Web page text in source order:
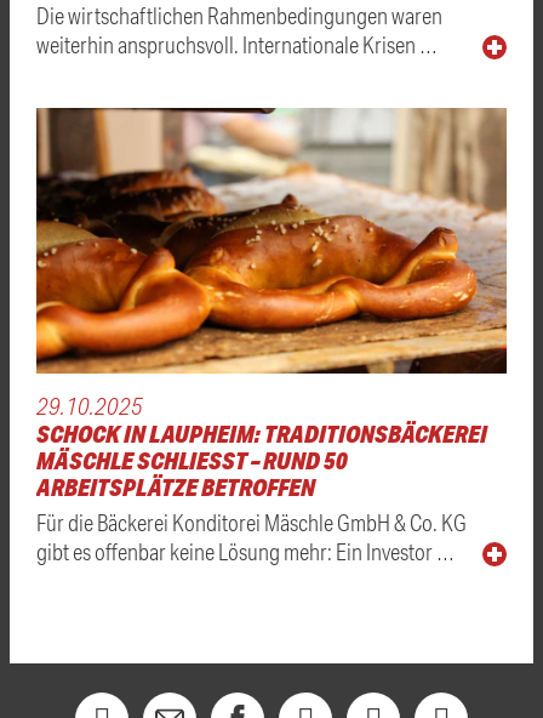
Die wirtschaftlichen Rahmenbedingungen waren
weiterhin anspruchsvoll. Internationale Krisen …
29.10.2025
SCHOCK IN LAUPHEIM: TRADITIONSBÄCKEREI
MÄSCHLE SCHLIESST – RUND 50 A
RBEITSPLÄTZE BETROFFEN
Für die Bäckerei Konditorei Mäschle GmbH & Co. KG
gibt es offenbar keine Lösung mehr: Ein Investor …